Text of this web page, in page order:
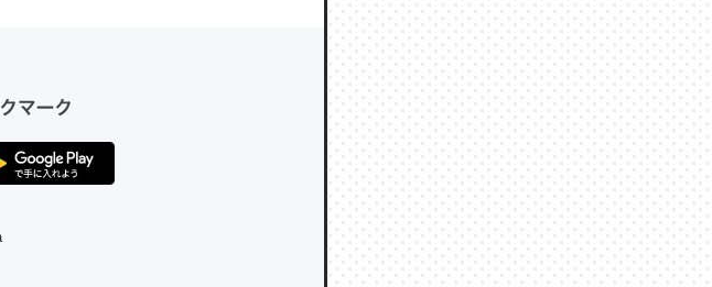
PrimeとかSpotifyを支払う孝行もで
週間とかの人が多いそうだけど、それ